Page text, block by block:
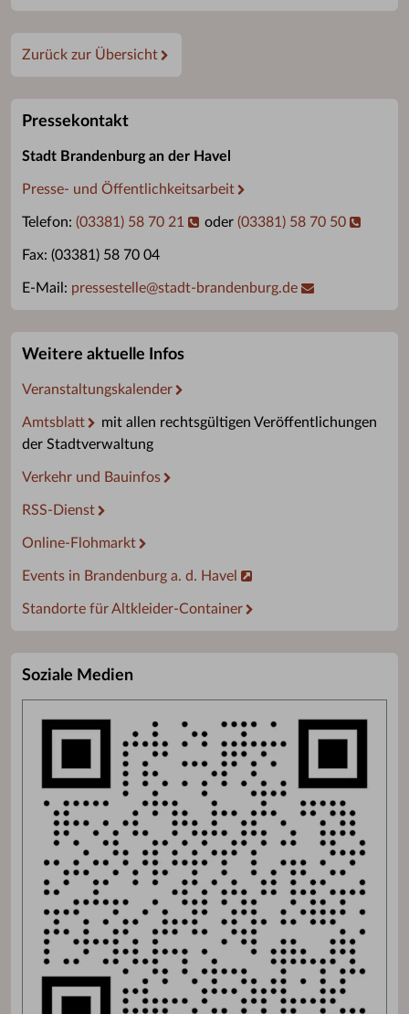
Zurück zur Übersicht
Pressekontakt
Stadt Brandenburg an der Havel
Presse- und Öffentlichkeitsarbeit
Telefon: (03381) 58 70 21 oder (03381) 58 70 50
Fax: (03381) 58 70 04
E-Mail: pressestelle@stadt-brandenburg.de
Weitere aktuelle Infos
Veranstaltungskalender
Amtsblatt
mit allen rechtsgültigen Veröffentlichungen
der Stadtverwaltung
Verkehr und Bauinfos
RSS-Dienst
Online-Flohmarkt
Events in Brandenburg a. d. Havel
Standorte für Altkleider-Container
Soziale Medien